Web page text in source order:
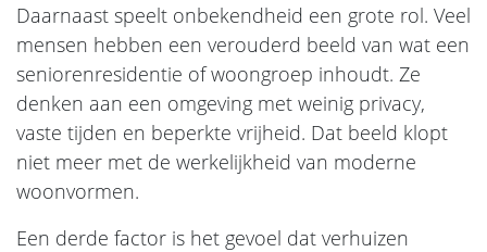
Daarnaast speelt onbekendheid een grote rol. Veel
mensen hebben een verouderd beeld van wat een
seniorenresidentie of woongroep inhoudt. Ze
denken aan een omgeving met weinig privacy,
vaste tijden en beperkte vrijheid. Dat beeld klopt
niet meer met de werkelijkheid van moderne
woonvormen.
Een derde factor is het gevoel dat verhuizen